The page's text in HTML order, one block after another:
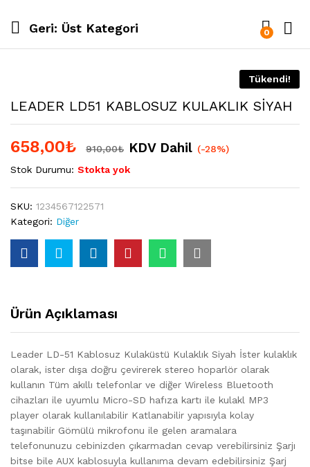
Geri: Üst Kategori 0
Tükendi!
LEADER LD51 KABLOSUZ KULAKLIK SİYAH
658,00₺ 910,00₺ KDV Dahil (-28%)
Stok Durumu: Stokta yok
SKU: 1234567122571
Kategori: Diğer
Ürün Açıklaması
Leader LD-51 Kablosuz Kulaküstü Kulaklık Siyah İster kulaklık
olarak, ister dışa doğru çevirerek stereo hoparlör olarak
kullanın Tüm akıllı telefonlar ve diğer Wireless Bluetooth
cihazları ile uyumlu Micro-SD hafıza kartı ile kulakl MP3
player olarak kullanılabilir Katlanabilir yapısıyla kolay
taşınabilir Gömülü mikrofonu ile gelen aramalara
telefonunuzu cebinizden çıkarmadan cevap verebilirsiniz Şarjı
bitse bile AUX kablosuyla kullanıma devam edebilirsiniz Şarj